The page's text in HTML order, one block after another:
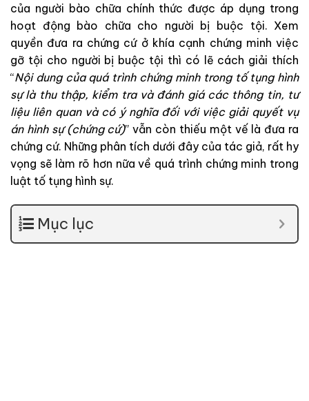
của người bào chữa chính thức được áp dụng trong
hoạt động bào chữa cho người bị buộc tội. Xem
quyền đưa ra chứng cứ ở khía cạnh chứng minhviệc
gỡ tội cho người bị buộc tội thì có lẽ cách giải thích
“Nội dung củaquá trình chứng minh trong tốtụng hình
sựlà thu thập, kiểm tra và đánh giá các thông tin, tư
liệu liên quan và có ý nghĩa đối với việc giải quyết vụ
án hình sự(chứngcứ)”vẫn còn thiếu một vế là đưa ra
chứng cứ. Những phân tích dưới đây của tác giả, rất hy
vọng sẽ làm rõ hơn nữavề quá trình chứng minh trong
luật tố tụng hình sự.
Mục lục